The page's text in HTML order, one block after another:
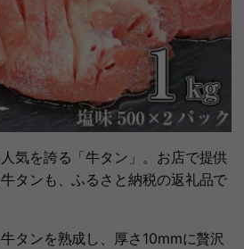
気を誇る「牛タン」。お店で提供
タンも、ふるさと納税の返礼品で
タンを熟成し、厚さ10mmに贅沢